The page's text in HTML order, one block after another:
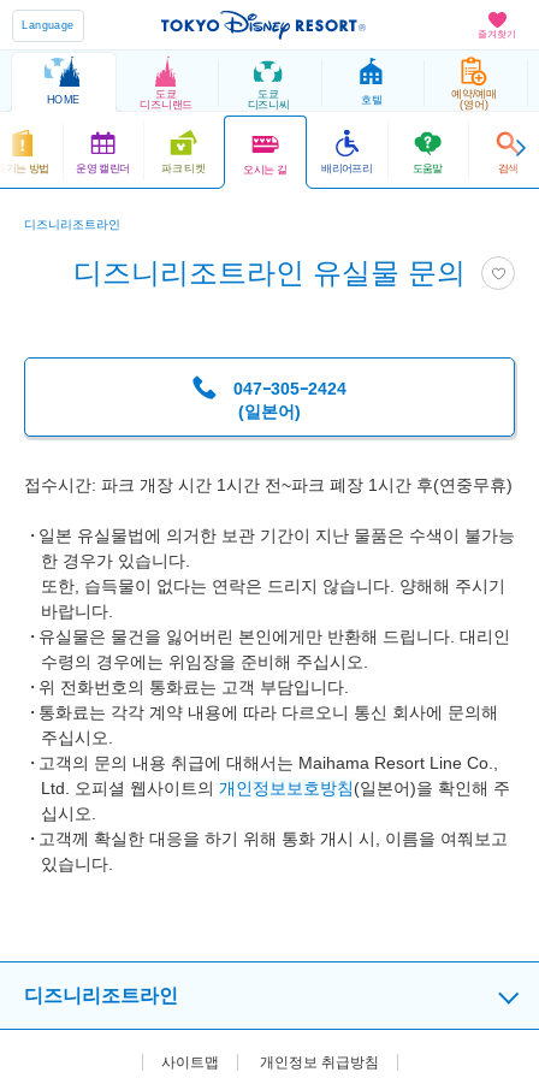
즐겨찾기
Language
HOME
도쿄
디즈니랜드
도쿄
디즈니씨
호텔
예약/예매
(영어)
기는 방법 운영 캘린더 파크 티켓 오시는 길 배리어프리 도움말 검색
디즈니리조트라인
디즈니리조트라인 유실물 문의
047ｰ305ｰ2424
(일본어)
접수시간: 파크 개장 시간 1시간 전~파크 폐장 1시간 후(연중무휴)
일본 유실물법에 의거한 보관 기간이 지난 물품은 수색이 불가능
한 경우가 있습니다.
또한, 습득물이 없다는 연락은 드리지 않습니다. 양해해 주시기
바랍니다.
유실물은 물건을 잃어버린 본인에게만 반환해 드립니다. 대리인
수령의 경우에는 위임장을 준비해 주십시오.
위 전화번호의 통화료는 고객 부담입니다.
통화료는 각각 계약 내용에 따라 다르오니 통신 회사에 문의해
주십시오.
고객의 문의 내용 취급에 대해서는 Maihama Resort Line Co.,
Ltd. 오피셜 웹사이트의 개인정보보호방침(일본어)을 확인해 주
십시오.
고객께 확실한 대응을 하기 위해 통화 개시 시, 이름을 여쭤보고
있습니다.
디즈니리조트라인
사이트맵 개인정보 취급방침